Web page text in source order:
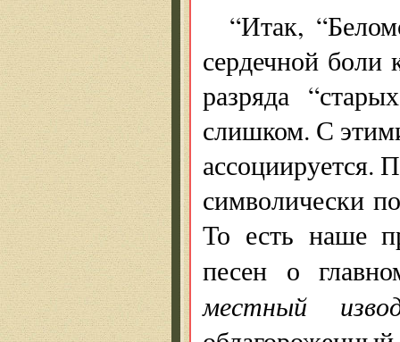
“Итак,
сердечной боли
разряда
слишком. С
ассоциируется.
символически
То есть наше
песен о
местный